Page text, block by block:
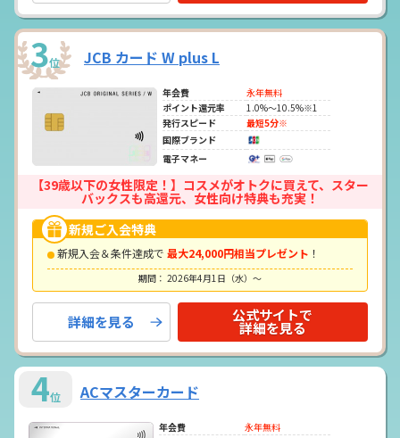
3位 JCB カード W plus L
年会費
永年無料
ポイント還元率
1.0%～10.5%※1
発行スピード
最短5分※
国際ブランド
電子マネー
【39歳以下の女性限定！】コスメがオトクに買えて、スター
バックスも高還元、女性向け特典も充実！
新規ご入会特典
新規入会＆条件達成で 最大24,000円相当プレゼント ！
期間： 2026年4月1日（水）～
詳細を見る 公式サイトで
詳細を見る
4位 ACマスターカード
年会費
永年無料